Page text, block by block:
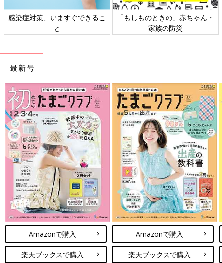
感染症対策、いますぐできるこ
と
「もしものときの」赤ちゃん・
家族の防災
最新号
Amazonで購入
楽天ブックスで購入
Amazonで購入
楽天ブックスで購入